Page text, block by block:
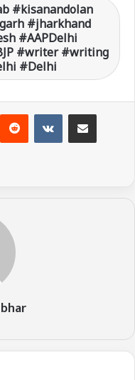
#kisanandolan
#jharkhand
#AAPDelhi
#writer #writing
#Delhi
VKontakte